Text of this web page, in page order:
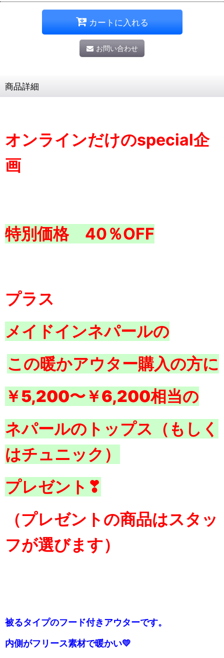
カートに入れる
お問い合わせ
商品詳細
オンラインだけのspecial企
画
特別価格 40％OFF
プラス
メイドインネパールの
この暖かアウター購入の方に
￥5,200〜￥6,200相当の
ネパールのトップス（もしく
はチュニック）
プレゼント❣
（プレゼントの商品はスタッ
フが選びます）
被るタイプのフード付きアウターです。
内側がフリース素材で暖かい💛